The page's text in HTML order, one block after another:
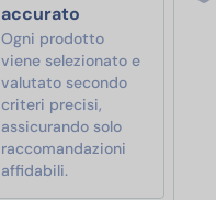
accurato
Ogni prodotto
viene selezionato e
valutato secondo
criteri precisi,
assicurando solo
raccomandazioni
affidabili.